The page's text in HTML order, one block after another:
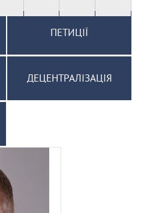
ПЕТИЦІЇ
ДЕЦЕНТРАЛІЗАЦІЯ